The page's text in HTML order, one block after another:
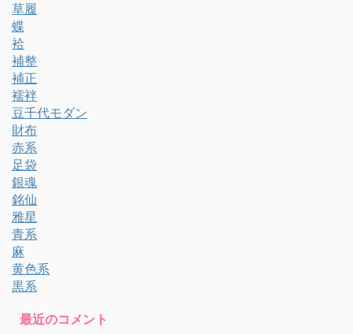
草履
蝶
袷
補整
補正
襦袢
豆千代モダン
財布
赤系
足袋
銀魂
銘仙
雅星
青系
麻
黄色系
黒系
最近のコメント